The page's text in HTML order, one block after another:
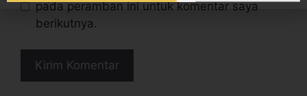
pada peramban ini untuk komentar saya
berikutnya.